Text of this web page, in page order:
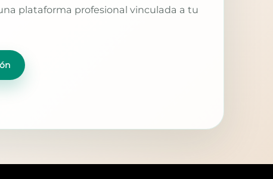
plataforma profesional vinculada a tu